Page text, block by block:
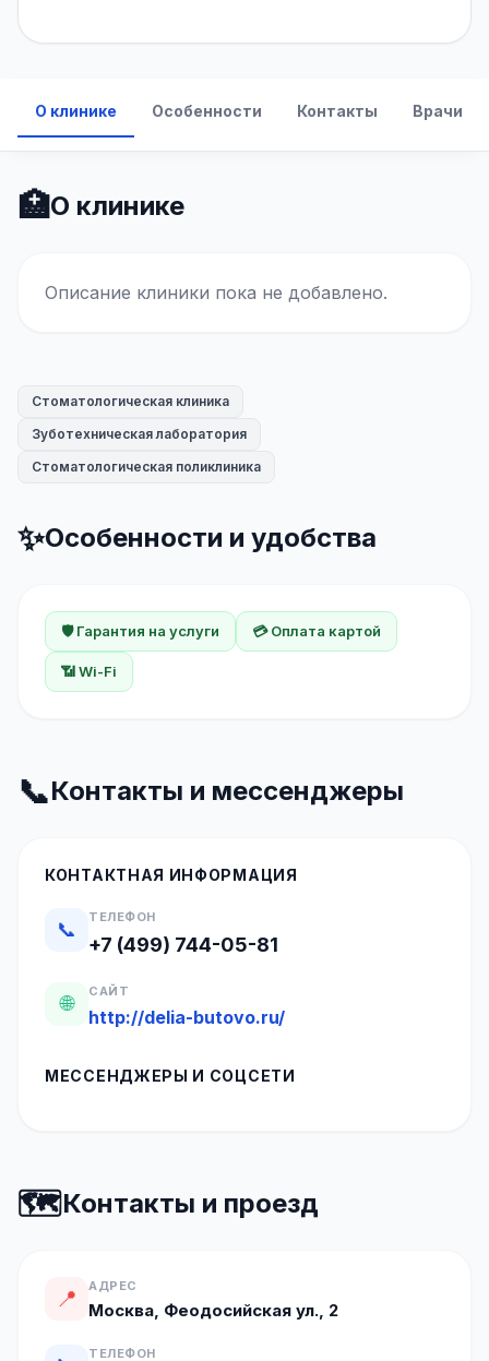
О клинике Особенности Контакты Врачи
🏥О клинике
Описание клиники пока не добавлено.
Стоматологическая клиника
Зуботехническая лаборатория
Стоматологическая поликлиника
✨Особенности и удобства
🛡️ Гарантия на услуги 💳 Оплата картой
📶 Wi-Fi
📞Контакты и мессенджеры
КОНТАКТНАЯ ИНФОРМАЦИЯ
📞
ТЕЛЕФОН
+7 (499) 744-05-81
🌐
САЙТ
http://delia-butovo.ru/
МЕССЕНДЖЕРЫ И СОЦСЕТИ
🗺️Контакты и проезд
📍 АДРЕС
Москва, Феодосийская ул., 2
ТЕЛЕФОН